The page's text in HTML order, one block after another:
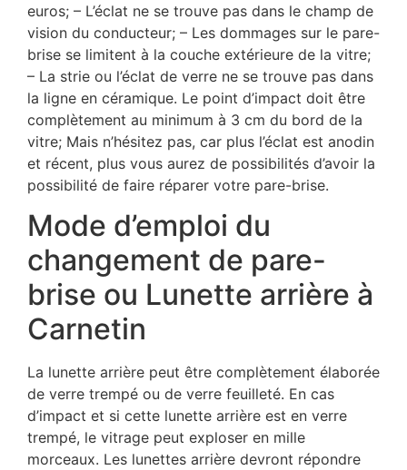
euros; – L’éclat ne se trouve pas dans le champ de
vision du conducteur; – Les dommages sur le pare-
brise se limitent à la couche extérieure de la vitre;
– La strie ou l’éclat de verre ne se trouve pas dans
la ligne en céramique. Le point d’impact doit être
complètement au minimum à 3 cm du bord de la
vitre; Mais n’hésitez pas, car plus l’éclat est anodin
et récent, plus vous aurez de possibilités d’avoir la
possibilité de faire réparer votre pare-brise.
Mode d’emploi du
changement de pare-
brise ou Lunette arrière à
Carnetin
La lunette arrière peut être complètement élaborée
de verre trempé ou de verre feuilleté. En cas
d’impact et si cette lunette arrière est en verre
trempé, le vitrage peut exploser en mille
morceaux. Les lunettes arrière devront répondre